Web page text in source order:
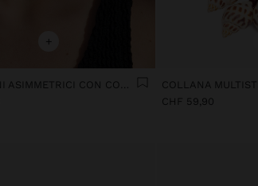
+
ORECCHINI ASIMMETRICI CON CONCHIGLIE
CHF 59,90